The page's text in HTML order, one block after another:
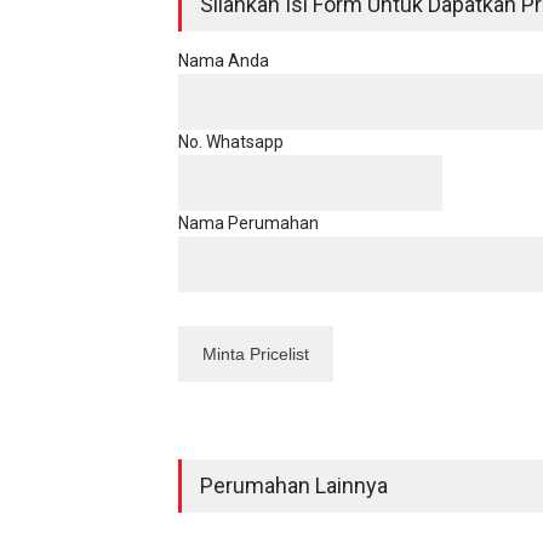
Nama Anda
No. Whatsapp
Nama Perumahan
Perumahan Lainnya